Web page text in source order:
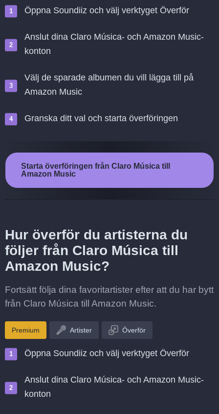
Öppna Soundiiz och välj verktyget Överför
Anslut dina Claro Música- och Amazon Music-
konton
Välj de sparade albumen du vill lägga till på
Amazon Music
Granska ditt val och starta överföringen
Starta överföringen från Claro Música till
Amazon Music
Hur överför du artisterna du
följer från Claro Música till
Amazon Music?
Fortsätt följa dina favoritartister efter att du har bytt
från Claro Música till Amazon Music.
Premium Artister Överför
Öppna Soundiiz och välj verktyget Överför
Anslut dina Claro Música- och Amazon Music-
konton